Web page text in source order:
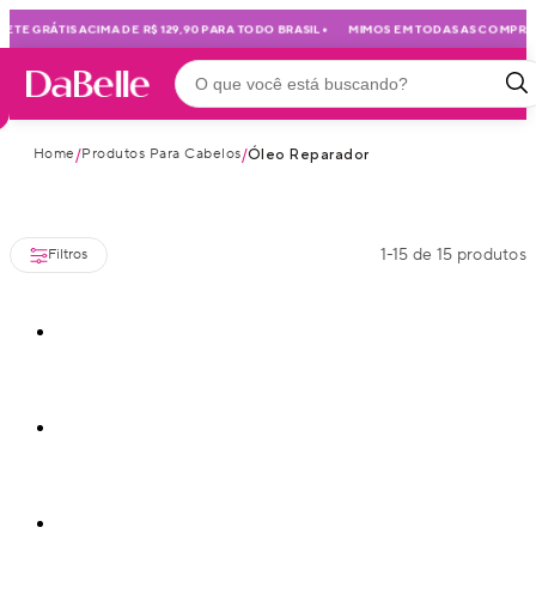
GRÁTIS ACIMA DE R$ 129,90 PARA TODO BRASIL• MIMOS EM TODAS AS COMPRAS
Home /Produtos Para Cabelos/Óleo Reparador
Filtros 1-15 de 15 produtos